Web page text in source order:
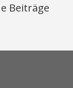
Beiträge